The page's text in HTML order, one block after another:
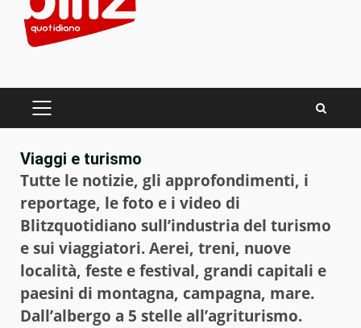
PRIMARY
Viaggi e turismo
Tutte le notizie, gli approfondimenti, i
reportage, le foto e i video di
Blitzquotidiano sull’industria del turismo
e sui viaggiatori. Aerei, treni, nuove
località, feste e festival, grandi capitali e
paesini di montagna, campagna, mare.
Dall’albergo a 5 stelle all’agriturismo.